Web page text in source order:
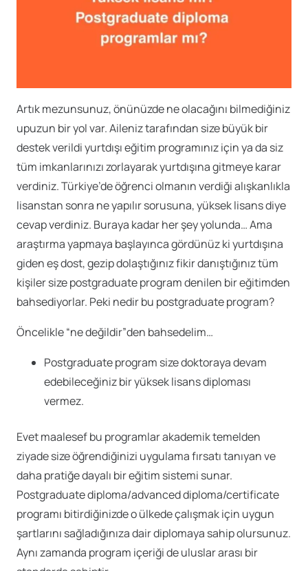
Artık mezunsunuz, önünüzde ne olacağını bilmediğiniz
upuzun bir yol var. Aileniz tarafından size büyük bir
destek verildi yurtdışı eğitim programınız için ya da siz
tüm imkanlarınızı zorlayarak yurtdışına gitmeye karar
verdiniz. Türkiye’de öğrenci olmanın verdiği alışkanlıkla
lisanstan sonra ne yapılır sorusuna, yüksek lisans diye
cevap verdiniz. Buraya kadar her şey yolunda… Ama
araştırma yapmaya başlayınca gördünüz ki yurtdışına
giden eş dost, gezip dolaştığınız fikir danıştığınız tüm
kişiler size postgraduate program denilen bir eğitimden
bahsediyorlar. Peki nedir bu postgraduate program?
Öncelikle “ne değildir”den bahsedelim…
Postgraduate program size doktoraya devam
edebileceğiniz bir yüksek lisans diploması
vermez.
Evet maalesef bu programlar akademik temelden
ziyade size öğrendiğinizi uygulama fırsatı tanıyan ve
daha pratiğe dayalı bir eğitim sistemi sunar.
Postgraduate diploma/advanced diploma/certificate
programı bitirdiğinizde o ülkede çalışmak için uygun
şartlarını sağladığınıza dair diplomaya sahip olursunuz.
Aynı zamanda program içeriği de uluslar arası bir